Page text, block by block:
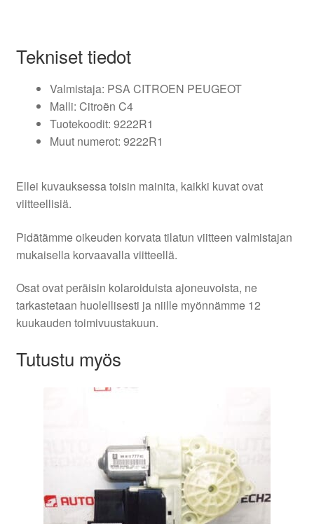
Tekniset tiedot
Valmistaja: PSA CITROEN PEUGEOT
Malli: Citroën C4
Tuotekoodit: 9222R1
Muut numerot: 9222R1
Ellei kuvauksessa toisin mainita, kaikki kuvat ovat
viitteellisiä.
Pidätämme oikeuden korvata tilatun viitteen valmistajan
mukaisella korvaavalla viitteellä.
Osat ovat peräisin kolaroiduista ajoneuvoista, ne
tarkastetaan huolellisesti ja niille myönnämme 12
kuukauden toimivuustakuun.
Tutustu myös